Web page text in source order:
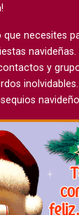
!
que necesites
y